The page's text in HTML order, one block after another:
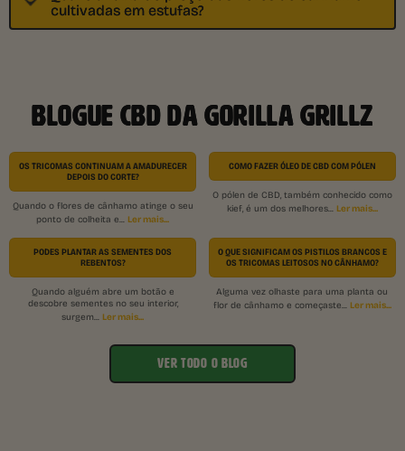
cultivadas em estufas?
BLOGUE CBD DA GORILLA GRILLZ
OS TRICOMAS CONTINUAM A AMADURECER
DEPOIS DO CORTE?
Quando o flores de cânhamo atinge o seu
ponto de colheita e...Ler mais...
COMO FAZER ÓLEO DE CBD COM PÓLEN
O pólen de CBD, também conhecido como
kief, é um dos melhores... Ler mais...
PODES PLANTAR AS SEMENTES DOS
REBENTOS?
Quando alguém abre um botão e
descobre sementes no seu interior,
surgem...Ler mais...
O QUE SIGNIFICAM OS PISTILOS BRANCOS E
OS TRICOMAS LEITOSOS NO CÂNHAMO?
Alguma vez olhaste para uma planta ou
flor de cânhamo e começaste... Ler mais...
VER TODO O BLOG